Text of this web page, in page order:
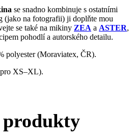
se snadno kombinuje s ostatními
(jako na fotografii) ji doplňte mou
se také na mikiny ZEA a ASTER,
pohodlí a autorského detailu.
polyester (Moraviatex, ČR).
XS–XL).
produkty